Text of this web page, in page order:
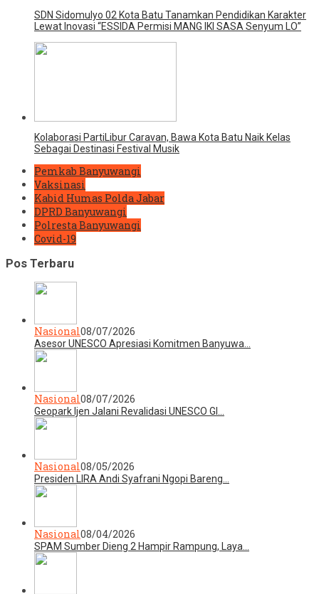
SDN Sidomulyo 02 Kota Batu Tanamkan Pendidikan Karakter
Lewat Inovasi “ESSIDA Permisi MANG IKI SASA Senyum LO”
Kolaborasi PartiLibur Caravan, Bawa Kota Batu Naik Kelas
Sebagai Destinasi Festival Musik
Pemkab Banyuwangi
Vaksinasi
Kabid Humas Polda Jabar
DPRD Banyuwangi
Polresta Banyuwangi
Covid-19
Pos Terbaru
Nasional08/07/2026
Asesor UNESCO Apresiasi Komitmen Banyuwa…
Nasional08/07/2026
Geopark Ijen Jalani Revalidasi UNESCO Gl…
Nasional08/05/2026
Presiden LIRA Andi Syafrani Ngopi Bareng…
Nasional08/04/2026
SPAM Sumber Dieng 2 Hampir Rampung, Laya…